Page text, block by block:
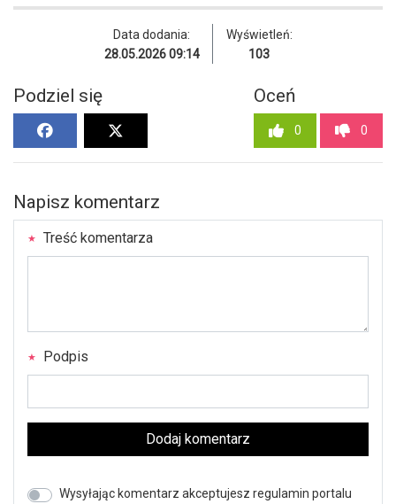
Data dodania:
28.05.2026 09:14
Wyświetleń:
103
Podziel się Oceń
0 0
Napisz komentarz
Treść komentarza
Podpis
Dodaj komentarz
Wysyłając komentarz akceptujesz regulamin portalu